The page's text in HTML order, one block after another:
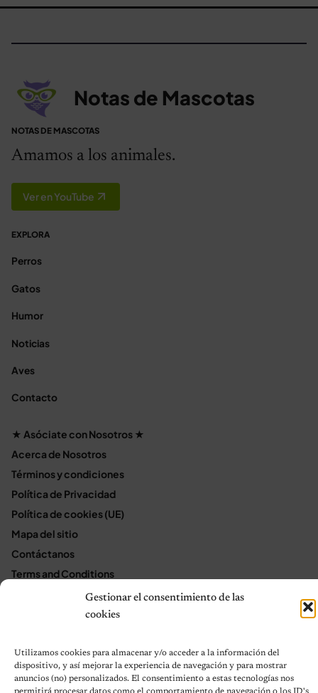
Gestionar el consentimiento de las
cookies
Utilizamos cookies para almacenar y/o acceder a la información del
dispositivo, y así mejorar la experiencia de navegación y para mostrar
anuncios (no) personalizados. El consentimiento a estas tecnologías nos
Notas de Mascotas
NOTAS DE MASCOTAS
Amamos a los animales.
Ver en YouTube
EXPLORA
Perros
Gatos
Humor
Noticias
Aves
Contacto
★ Asóciate con Nosotros ★
Acerca de Nosotros
Términos y condiciones
Política de Privacidad
Política de cookies (UE)
Mapa del sitio
Contáctanos
Terms and Conditions